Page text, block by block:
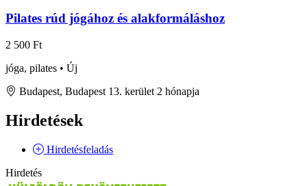
Pilates rúd jógához és alakformáláshoz
2 500 Ft
jóga, pilates • Új
Budapest, Budapest 13. kerület 2 hónapja
Hirdetések
Hirdetésfeladás
Hirdetés